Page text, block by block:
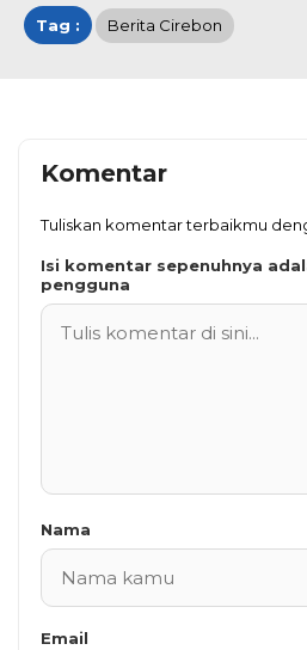
Tag : Berita Cirebon
Komentar
Tuliskan komentar terbaikmu
Isi komentar sepenuhnya
pengguna
Nama
Email